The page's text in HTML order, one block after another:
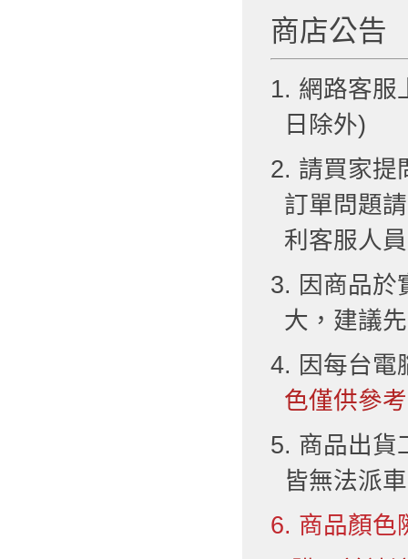
商店公告
1. 網路客服
日除外)
2. 請買家提
訂單問題
利客服人
3. 因商品於
大，建議
4. 因每台電
色僅供參
5. 商品出貨
皆無法派
6. 商品顏色